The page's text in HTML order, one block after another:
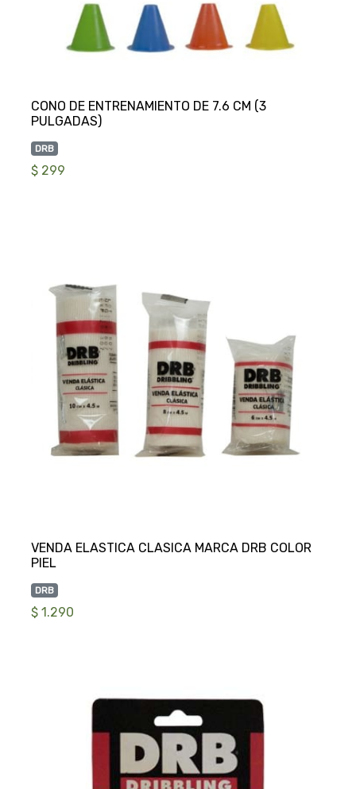
CONO DE ENTRENAMIENTO DE 7.6 CM (3
DRB
$ 299
VENDA ELASTICA CLASICA MARCA DRB COLOR
DRB
$ 1.290